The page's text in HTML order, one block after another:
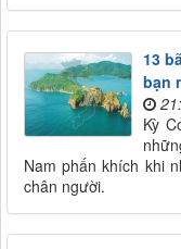
13
bạn
Kỳ
Nam phấn khích khi
chân người.